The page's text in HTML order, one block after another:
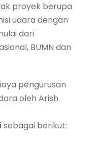
proyek berupa
udara dengan
dari
BUMN dan
pengurusan
oleh Arish
sebagai berikut: